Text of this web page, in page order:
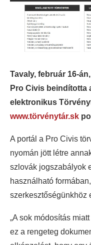
Tavaly, február 16-
Pro Civis beindította
elektronikus
www.törvénytár.sk
A portál a Pro Civis
nyomán jött létre
szlovák jogszabályok
használható
szerkesztőségünkhöz
„A sok módosítás
ez a rengeteg